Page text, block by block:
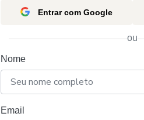
Entrar com Google
ou
Nome
Email